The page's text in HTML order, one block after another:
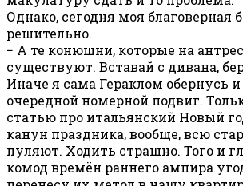
Однако, сегодня моя благоверная
решительно.
− А те конюшни, которые на
существуют. Вставай с дивана,
Иначе я сама Гераклом обернусь
очередной номерной подвиг.
статью про итальянский Новый
канун праздника, вообще, всю
пуляют. Ходить страшно. Того и
комод времён раннего ампира